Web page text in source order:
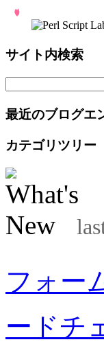
サイト内検索
最近のブログエ
カテゴリツリー
フォー
ードチ